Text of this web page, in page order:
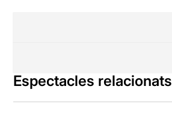
Espectacles relacionats